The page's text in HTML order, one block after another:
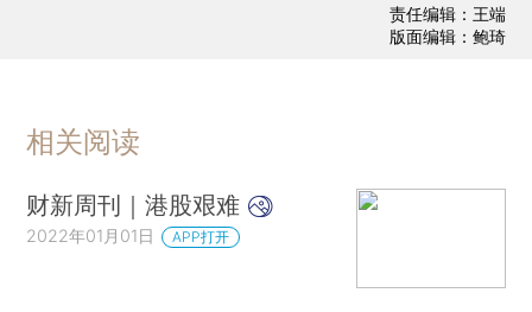
责任编辑：王端
版面编辑：鲍琦
相关阅读
财新周刊｜港股艰难
2022年01月01日 APP打开